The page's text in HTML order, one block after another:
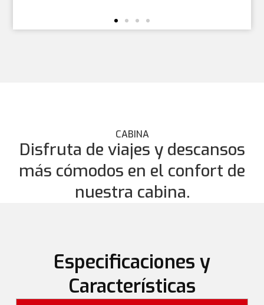
CABINA
Disfruta de viajes y descansos
más cómodos en el confort de
nuestra cabina.
Especificaciones y
Características